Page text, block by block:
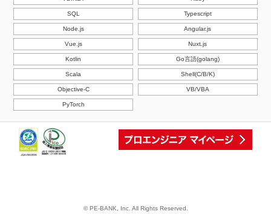
SQL Typescript
Node.js Angular.js
Vue.js Nuxt.js
Kotlin Go言語(golang)
Scala Shell(C/B/K)
Objective-C VB/VBA
PyTorch
© PE-BANK, Inc. All Rights Reserved.